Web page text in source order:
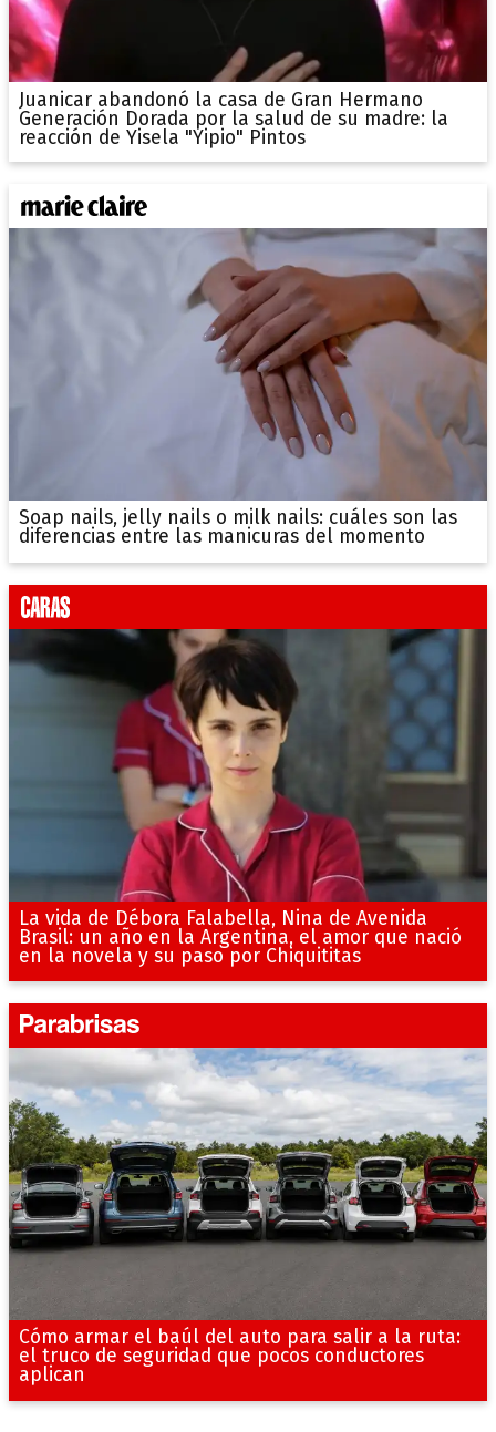
Juanicar abandonó la casa de Gran Hermano
Generación Dorada por la salud de su madre: la
reacción de Yisela "Yipio" Pintos
Soap nails, jelly nails o milk nails: cuáles son las
diferencias entre las manicuras del momento
La vida de Débora Falabella, Nina de Avenida
Brasil: un año en la Argentina, el amor que nació
en la novela y su paso por Chiquititas
Cómo armar el baúl del auto para salir a la ruta:
el truco de seguridad que pocos conductores
aplican